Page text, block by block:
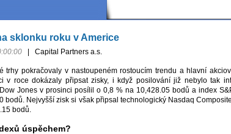
sklonku roku v Americe
Capital Partners a.s.
trhy pokračovaly v nastoupeném rostoucím trendu a hlavní
v roce dokázaly připsat zisky, i když posilování již nebylo tak
Jones v prosinci posílil o 0,8 % na 10,428.05 bodů a index
bodů. Nejvyšší zisk si však připsal technologický Nasdaq
bodů.
úspěchem?